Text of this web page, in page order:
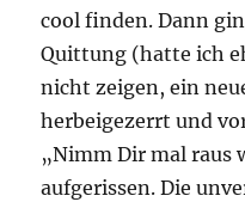
cool finden. Dann
Quittung (hatte ich
nicht zeigen, ein
herbeigezerrt und
„Nimm Dir mal raus
aufgerissen. Die